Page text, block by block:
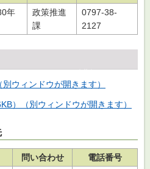
年
政策推進
課
0797-38-
2127
ウィンドウが開きます）
）（別ウィンドウが開きます）
問い合わせ
電話番号